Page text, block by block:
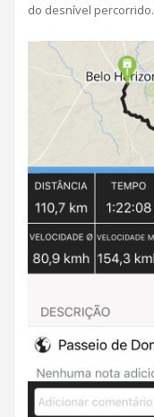
do desnível percorrido.